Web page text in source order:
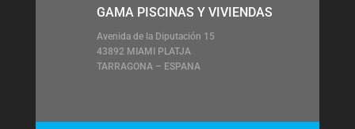
GAMA PISCINAS Y VIVIENDAS
Avenida de la Diputación 15
43892 MIAMI PLATJA
TARRAGONA – ESPANA